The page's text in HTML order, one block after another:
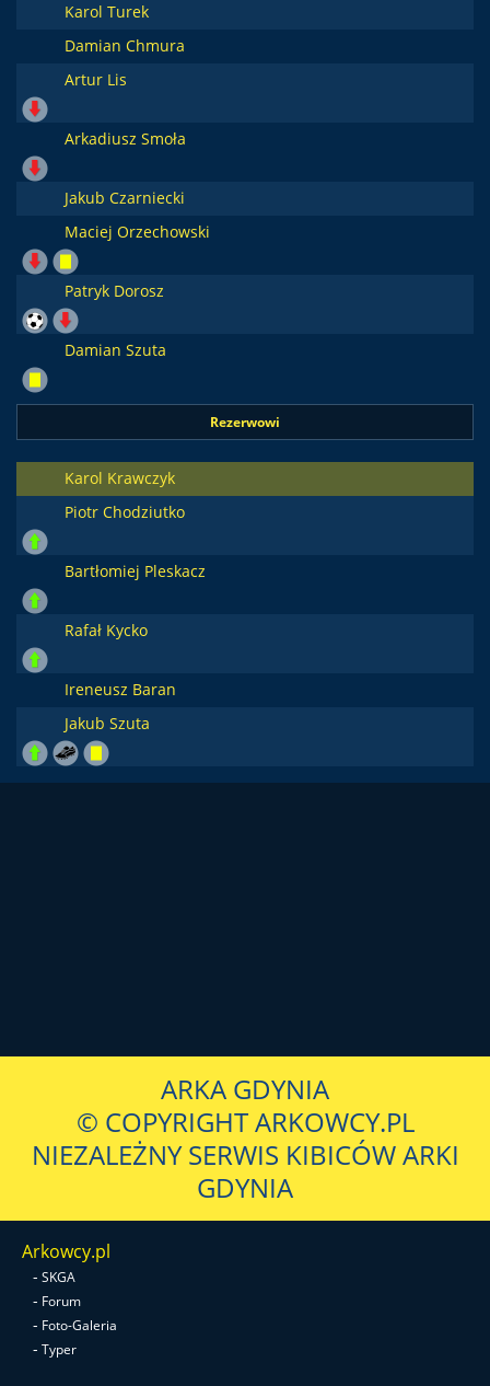
Karol Turek
Damian Chmura
Artur Lis
Arkadiusz Smoła
Jakub Czarniecki
Maciej Orzechowski
Patryk Dorosz
Damian Szuta
Rezerwowi
Karol Krawczyk
Piotr Chodziutko
Bartłomiej Pleskacz
Rafał Kycko
Ireneusz Baran
Jakub Szuta
ARKA GDYNIA
© COPYRIGHT ARKOWCY.PL
NIEZALEŻNY SERWIS KIBICÓW ARKI
GDYNIA
Arkowcy.pl
- SKGA
- Forum
- Foto-Galeria
- Typer